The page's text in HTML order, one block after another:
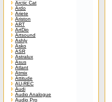
Arctic Cat
Ardo
Ariete
Ariston
ART
ArtDio
Artsound
Ashly
Asko
ASR
Astralux
Asus
Atlant
Atmix
Attitude
AU-REC
Audi
Audio Analogue
Audio Pro